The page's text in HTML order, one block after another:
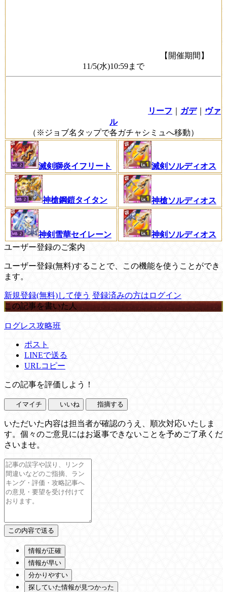
【開催期間】
11/5(水)10:59まで
リーフ ガデ｜
ヴァ
ル
（※ジョブ名タップで各ガチャシミュへ移動）
滅剣獅炎イフリート 滅剣ソルディオス
神槍鋼鎧タイタン 神槍ソルディオス
神剣雪華セイレーン
神剣ソルディオス
ユーザー登録のご案内
ユーザー登録(無料)することで、この機能を使うことができ
ます。
新規登録(無料)して使う 登録済みの方はログイン
この記事を書いた人
ログレス攻略班
ポスト
LINEで送る
URLコピー
この記事を評価しよう！
イマイチ いいね 指摘する
いただいた内容は担当者が確認のうえ、順次対応いたしま
す。個々のご意見にはお返事できないことを予めご了承くだ
さいませ。
情報が正確
情報が早い
分かりやすい
探していた情報が見つかった